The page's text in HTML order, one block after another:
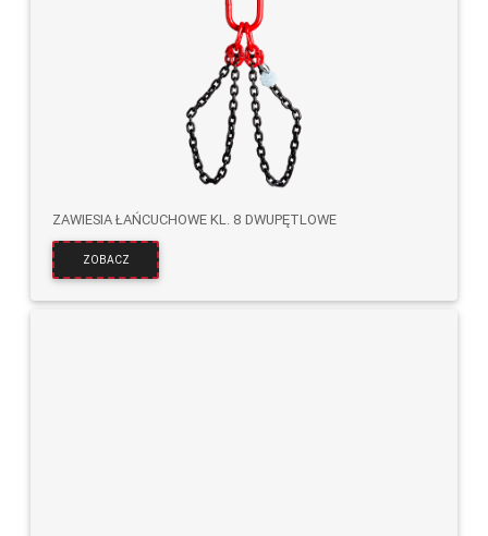
ZAWIESIA ŁAŃCUCHOWE KL. 8 DWUPĘTLOWE
ZOBACZ